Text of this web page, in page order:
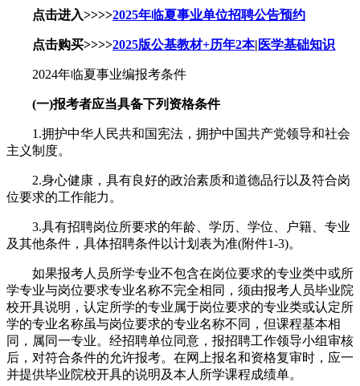
点击进入>>>>2025年临夏事业单位招聘公告预约
点击购买>>>>2025版公基教材+历年2本| 医学基础知识
2024年临夏事业编报考条件
(一)报考者应当具备下列资格条件
1.拥护中华人民共和国宪法，拥护中国共产党领导和社会
主义制度。
2.身心健康，具有良好的政治素质和道德品行以及符合岗
位要求的工作能力。
3.具有招聘岗位所要求的年龄、学历、学位、户籍、专业
及其他条件，具体招聘条件以计划表为准(附件1-3)。
如果报考人员所学专业不包含在岗位要求的专业类中或所
学专业与岗位要求专业名称不完全相同，须由报考人员毕业院
校开具说明，认定所学的专业属于岗位要求的专业类或认定所
学的专业名称虽与岗位要求的专业名称不同，但课程基本相
同，属同一专业。经招聘单位同意，报招聘工作领导小组审核
后，对符合条件的允许报考。在网上报名和资格复审时，应一
并提供毕业院校开具的说明及本人所学课程成绩单。